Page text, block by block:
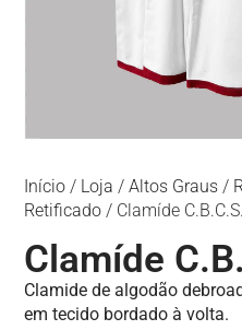
Início / Loja /Altos Graus /
Retificado / Clamíde C.B.C.S.
Clamíde
Clamide de algodão
em tecido bordado à volta.